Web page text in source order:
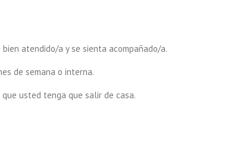
atendido/a y se sienta acompañado/a.
de semana o interna.
usted tenga que salir de casa.